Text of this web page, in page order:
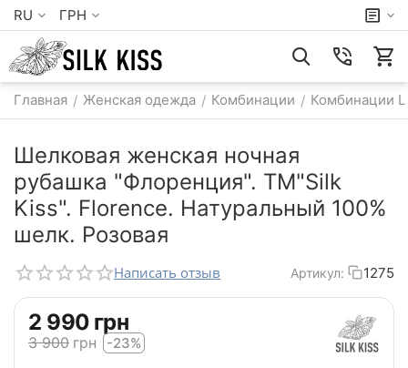
RU ГРН
Главная / Женская одежда / Комбинации / Комбинации L
Шелковая женская ночная
рубашка "Флоренция". TM"Silk
Kiss". Florence. Натуральный 100%
шелк. Розовая
Написать отзыв Артикул: 1275
‍2 990‍ грн
‍3 900‍ грн -23%